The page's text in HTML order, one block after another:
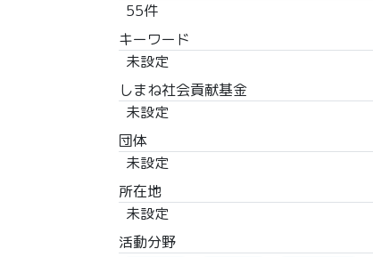
55件
キーワード
未設定
しまね社会貢献基金
未設定
団体
未設定
所在地
未設定
活動分野